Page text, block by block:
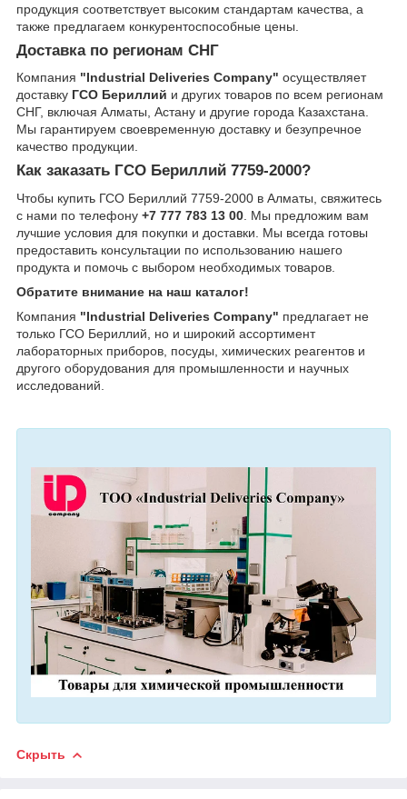
продукция соответствует высоким стандартам качества, а
также предлагаем конкурентоспособные цены.
Доставка по регионам СНГ
Компания "Industrial Deliveries Company" осуществляет
доставку ГСО Бериллий и других товаров по всем регионам
СНГ, включая Алматы, Астану и другие города Казахстана.
Мы гарантируем своевременную доставку и безупречное
качество продукции.
Как заказать ГСО Бериллий 7759-2000?
Чтобы купить ГСО Бериллий 7759-2000 в Алматы, свяжитесь
с нами по телефону +7 777 783 13 00 . Мы предложим вам
лучшие условия для покупки и доставки. Мы всегда готовы
предоставить консультации по использованию нашего
продукта и помочь с выбором необходимых товаров.
Обратите внимание на наш каталог!
Компания "Industrial Deliveries Company" предлагает не
только ГСО Бериллий, но и широкий ассортимент
лабораторных приборов, посуды, химических реагентов и
другого оборудования для промышленности и научных
исследований.
Скрыть